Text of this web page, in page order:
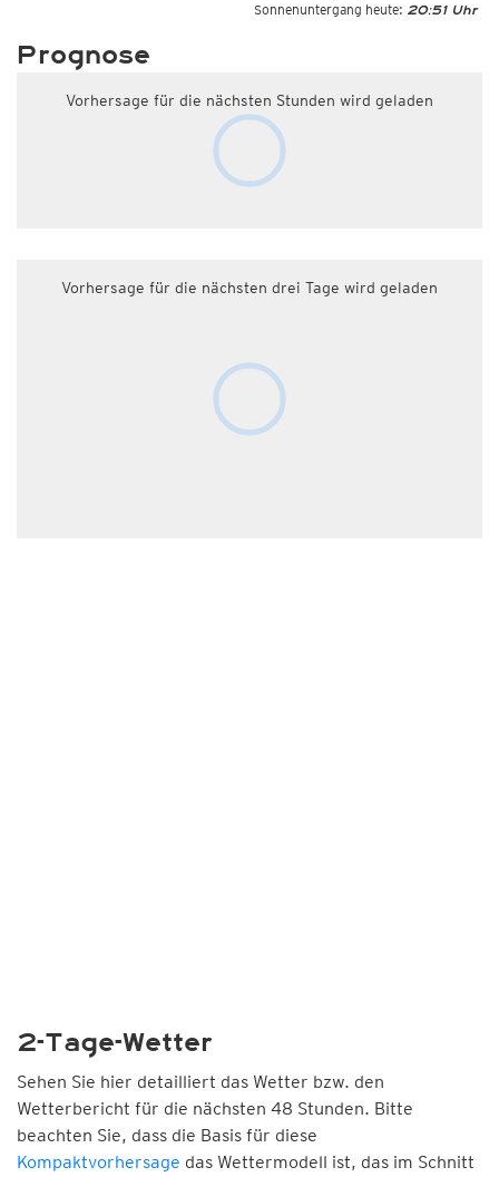
Sonnenuntergang heute: 20:51 Uhr
Prognose
Vorhersage für die nächsten Stunden wird geladen
Vorhersage für die nächsten drei Tage wird geladen
2-Tage-Wetter
Sehen Sie hier detailliert das Wetter bzw. den
Wetterbericht für die nächsten 48 Stunden. Bitte
beachten Sie, dass die Basis für diese
Kompaktvorhersage das Wettermodell ist, das im Schnitt